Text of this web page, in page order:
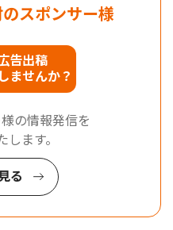
スポンサー様
告出稿
しませんか？
の情報発信を
します。
る